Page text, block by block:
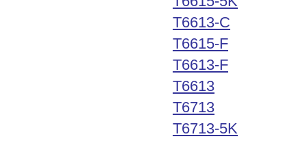
T6613-C
T6615-F
T6613-F
T6613
T6713
T6713-5K